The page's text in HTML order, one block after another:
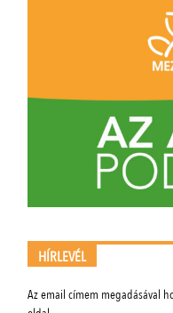
HÍRLEVÉL
Az email címem megadásával